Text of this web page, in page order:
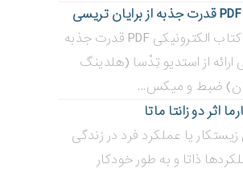
کتاب صوتی و کتاب الکترونیکی PDF قدرت جذبه
ارائه از استدیو تِدْسا (هلدینگ
ضبط و میکس...
اثر دو زانتا ماتا
یا عملکرد فرد در زندگی
ذاتا و به طور خودکار